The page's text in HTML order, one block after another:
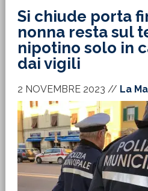
Si chiude porta
nonna resta sul
nipotino solo in
dai vigili
2 NOVEMBRE 2023 // La